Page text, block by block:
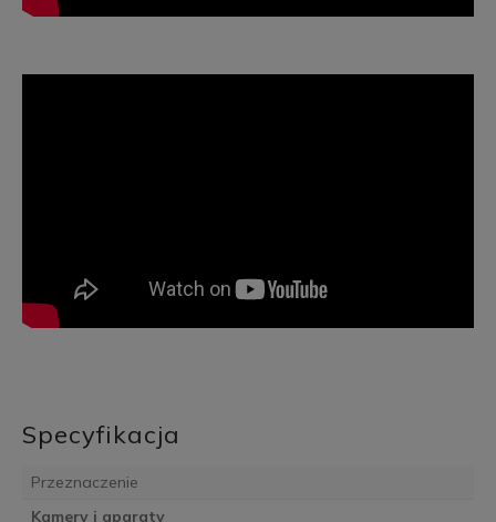
Specyfikacja
Przeznaczenie
Kamery i aparaty